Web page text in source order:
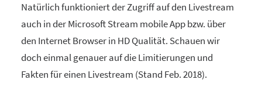
Natürlich funktioniert der Zugriff auf den Livestream
auch in der Microsoft Stream mobile App bzw. über
den Internet Browser in HD Qualität. Schauen wir
doch einmal genauer auf die Limitierungen und
Fakten für einen Livestream (Stand Feb. 2018).